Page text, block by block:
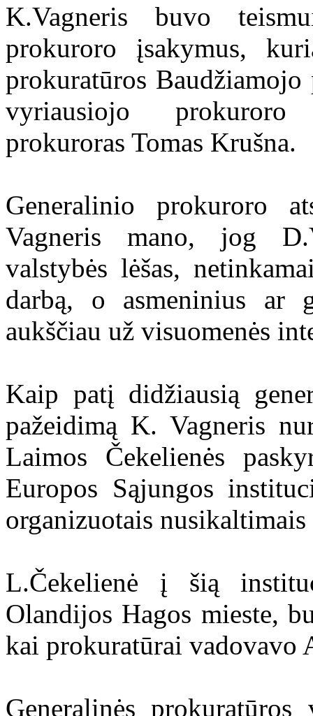
K.Vagneris buvo
prokuroro įsakymus,
prokuratūros Baudžiamojo
vyriausiojo prokuroro
prokuroras Tomas Krušna.
Generalinio prokuroro
Vagneris mano, jog
valstybės lėšas,
darbą, o asmeninius ar
aukščiau už visuomenės
Kaip patį didžiausią
pažeidimą K. Vagneris
Laimos Čekelienės
Europos Sąjungos
organizuotais
L.Čekelienė į šią
Olandijos Hagos mieste,
kai prokuratūrai vadovavo
Generalinės